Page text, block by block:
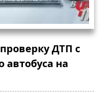
ДТП с
автобуса на